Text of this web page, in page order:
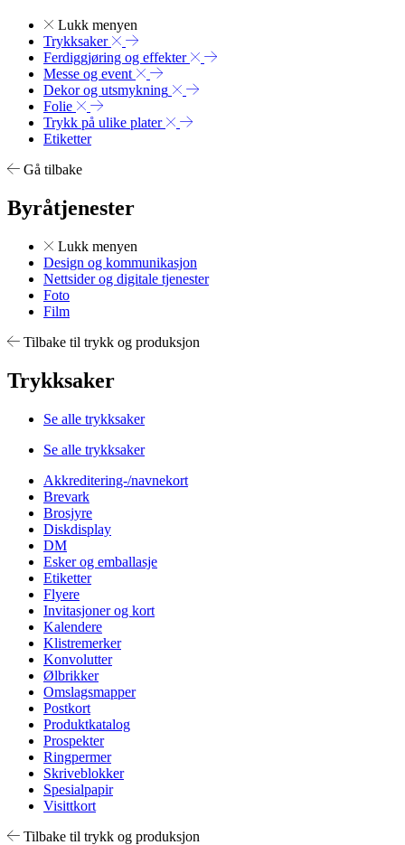
Lukk menyen
Trykksaker
Ferdiggjøring og effekter
Messe og event
Dekor og utsmykning
Folie
Trykk på ulike plater
Etiketter
Gå tilbake
Byråtjenester
Lukk menyen
Design og kommunikasjon
Nettsider og digitale tjenester
Foto
Film
Tilbake til trykk og produksjon
Trykksaker
Se alle trykksaker
Se alle trykksaker
Akkreditering-/navnekort
Brevark
Brosjyre
Diskdisplay
DM
Esker og emballasje
Etiketter
Flyere
Invitasjoner og kort
Kalendere
Klistremerker
Konvolutter
Ølbrikker
Omslagsmapper
Postkort
Produktkatalog
Prospekter
Ringpermer
Skriveblokker
Spesialpapir
Visittkort
Tilbake til trykk og produksjon